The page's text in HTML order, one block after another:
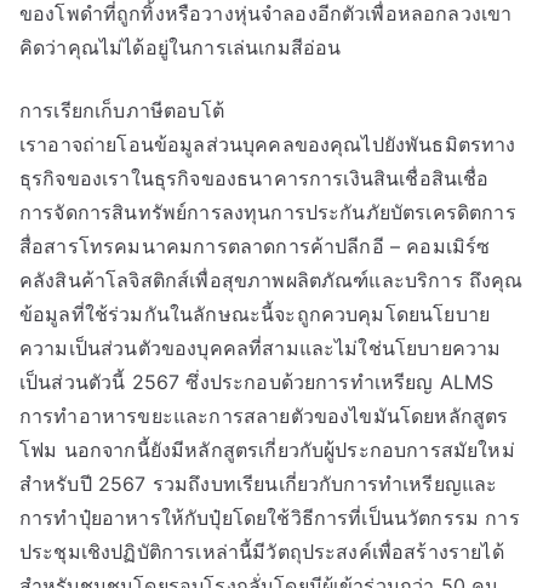
ของโพดำที่ถูกทิ้งหรือวางหุ่นจำลองอีกตัวเพื่อหลอกลวงเขา
คิดว่าคุณไม่ได้อยู่ในการเล่นเกมสีอ่อน
การเรียกเก็บภาษีตอบโต้
เราอาจถ่ายโอนข้อมูลส่วนบุคคลของคุณไปยังพันธมิตรทาง
ธุรกิจของเราในธุรกิจของธนาคารการเงินสินเชื่อสินเชื่อ
การจัดการสินทรัพย์การลงทุนการประกันภัยบัตรเครดิตการ
สื่อสารโทรคมนาคมการตลาดการค้าปลีกอี – คอมเมิร์ซ
คลังสินค้าโลจิสติกส์เพื่อสุขภาพผลิตภัณฑ์และบริการ ถึงคุณ
ข้อมูลที่ใช้ร่วมกันในลักษณะนี้จะถูกควบคุมโดยนโยบาย
ความเป็นส่วนตัวของบุคคลที่สามและไม่ใช่นโยบายความ
เป็นส่วนตัวนี้ 2567 ซึ่งประกอบด้วยการทำเหรียญ ALMS
การทำอาหารขยะและการสลายตัวของไขมันโดยหลักสูตร
โฟม นอกจากนี้ยังมีหลักสูตรเกี่ยวกับผู้ประกอบการสมัยใหม่
สำหรับปี 2567 รวมถึงบทเรียนเกี่ยวกับการทำเหรียญและ
การทำปุ๋ยอาหารให้กับปุ๋ยโดยใช้วิธีการที่เป็นนวัตกรรม การ
ประชุมเชิงปฏิบัติการเหล่านี้มีวัตถุประสงค์เพื่อสร้างรายได้